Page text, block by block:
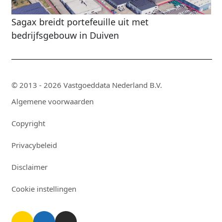
Sagax breidt portefeuille uit met
bedrijfsgebouw in Duiven
© 2013 - 2026 Vastgoeddata Nederland B.V.
Algemene voorwaarden
Copyright
Privacybeleid
Disclaimer
Cookie instellingen